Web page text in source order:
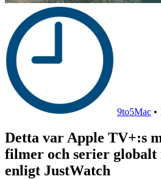
9to5Mac •
Detta var Apple TV+:s
filmer och serier globalt
enligt JustWatch